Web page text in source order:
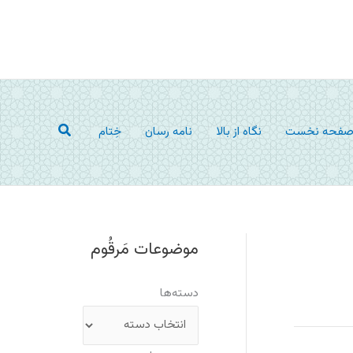
نخست نگاه از بالا نامه رسان خِتام جستجو
موضوعات مَرقُوم
دسته‌ها